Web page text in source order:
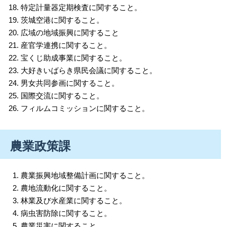
特定計量器定期検査に関すること。
茨城空港に関すること。
広域の地域振興に関すること
産官学連携に関すること。
宝くじ助成事業に関すること。
大好きいばらき県民会議に関すること。
男女共同参画に関すること。
国際交流に関すること。
フィルムコミッションに関すること。
農業政策課
農業振興地域整備計画に関すること。
農地流動化に関すること。
林業及び水産業に関すること。
病虫害防除に関すること。